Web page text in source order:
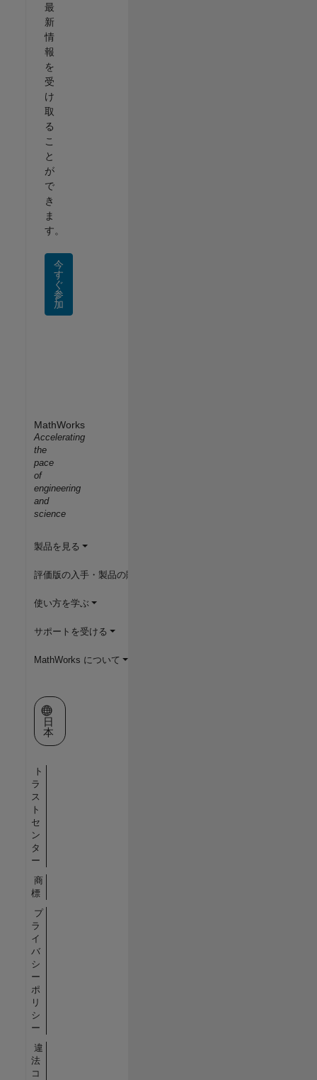
最
新
情
報
を
受
け
取
る
こ
と
が
で
き
ま
す。
今
す
ぐ
参
加
MathWorks
Accelerating
the
pace
of
engineering
and
science
製品を見る
評価版の入手・製品の購入
使い方を学ぶ
サポートを受ける
MathWorks について
Web サイトの選択
日
本
ト
ラ
ス
ト
セ
ン
タ
ー
商
標
プ
ラ
イ
バ
シ
ー
ポ
リ
シ
ー
違
法
コ